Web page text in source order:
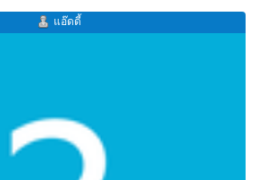
แอ๊ดดี้